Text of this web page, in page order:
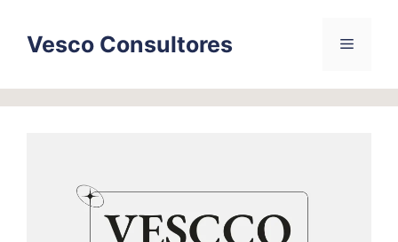
contentVesco Consultores Menu